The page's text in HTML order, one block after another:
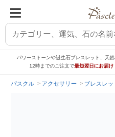
パワーストーンや誕生石ブレスレット、天
12時までのご注文で最短翌日にお届け
パスクル アクセサリー ブレスレッ